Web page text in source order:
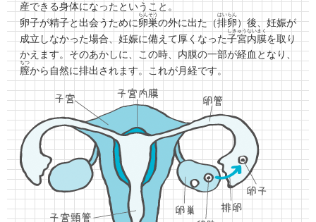
産できる身体になったということ。
卵子が精子と出会うために卵巣
らんそう
の外に出た（排卵
はいらん
）後、妊娠が
成立しなかった場合、妊娠に備えて厚くなった子宮内膜
しきゅうないまく
を取り
かえます。そのあかしに、この時、内膜の一部が経血となり、
膣
ちつ
から自然に排出されます。これが月経です。